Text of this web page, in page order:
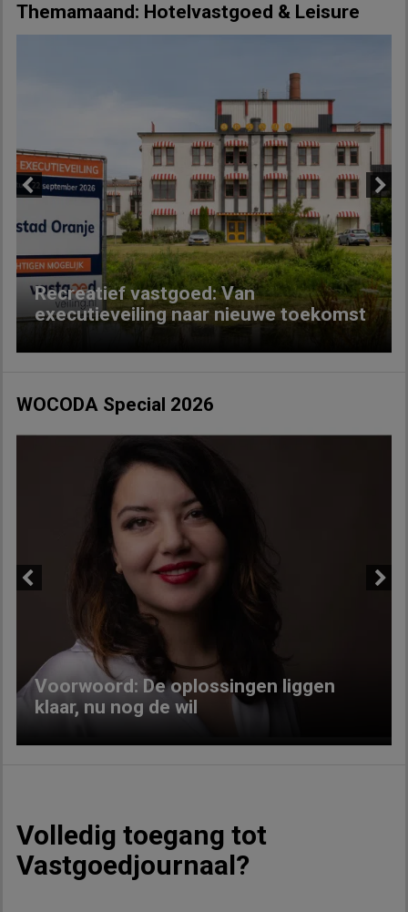
Themamaand: Hotelvastgoed & Leisure
Recreatief vastgoed: Van
executieveiling naar nieuwe toekomst
Next
WOCODA Special 2026
Voorwoord: De oplossingen liggen
klaar, nu nog de wil
Volledig toegang tot
Vastgoedjournaal?